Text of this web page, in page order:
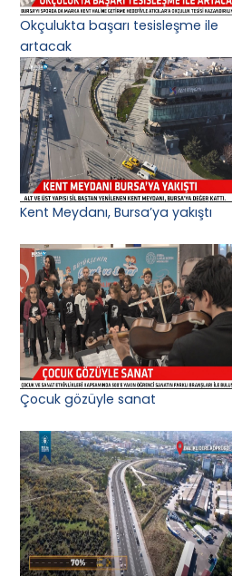
Okçulukta başarı tesisleşme ile
artacak
Kent Meydanı, Bursa’ya yakıştı
Çocuk gözüyle sanat